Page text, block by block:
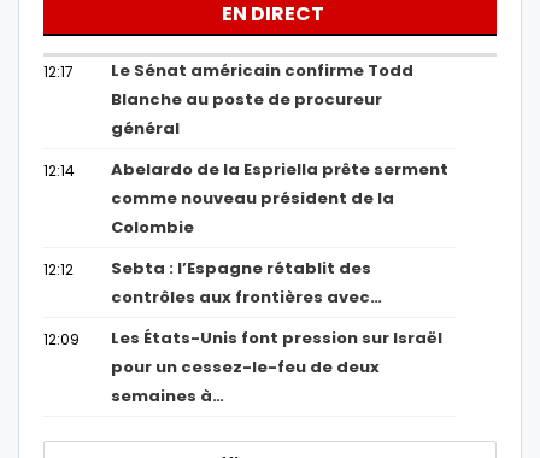
EN DIRECT
12:17
Le Sénat américain confirme Todd
Blanche au poste de procureur
général
12:14
Abelardo de la Espriella prête serment
comme nouveau président de la
Colombie
12:12
Sebta : l’Espagne rétablit des
contrôles aux frontières avec…
12:09
Les États-Unis font pression sur Israël
pour un cessez-le-feu de deux
semaines à…